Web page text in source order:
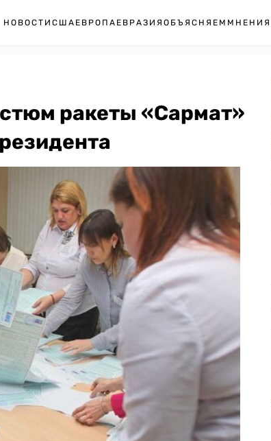
НОВОСТИ США ЕВРОПА ЕВРАЗИЯ ОБЪЯСНЯЕМ МНЕНИЯ
ракеты «Сармат»